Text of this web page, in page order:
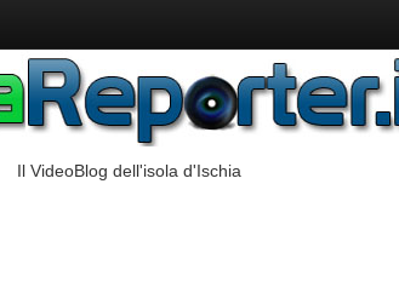
Il VideoBlog dell'isola d'Ischia